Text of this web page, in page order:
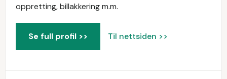
oppretting, billakkering m.m.
Se full profil >> Til nettsiden >>